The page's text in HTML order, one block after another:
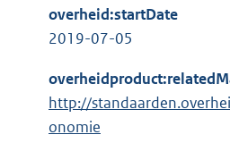
overheid:startDate
2019-07-05
http://
onomie